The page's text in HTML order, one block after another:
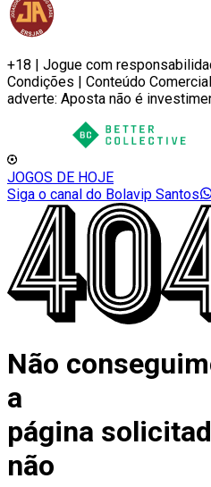
+18 | Jogue com
Condições | Conteúdo
adverte: Aposta não é
JOGOS DE HOJE
Siga o canal do Bolavip Santos
Não
a
página
não